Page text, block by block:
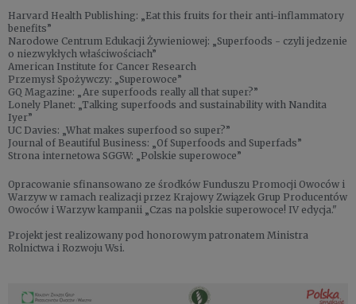
Harvard Health Publishing: „Eat this fruits for their anti-inflammatory
benefits”
Narodowe Centrum Edukacji Żywieniowej: „Superfoods - czyli jedzenie
o niezwykłych właściwościach”
American Institute for Cancer Research
Przemysł Spożywczy: „Superowoce”
GQ Magazine: „Are superfoods really all that super?”
Lonely Planet: „Talking superfoods and sustainability with Nandita
Iyer”
UC Davies: „What makes superfood so super?”
Journal of Beautiful Business: „Of Superfoods and Superfads”
Strona internetowa SGGW: „Polskie superowoce”
Opracowanie sfinansowano ze środków Funduszu Promocji Owoców i
Warzyw w ramach realizacji przez Krajowy Związek Grup Producentów
Owoców i Warzyw kampanii „Czas na polskie superowoce! IV edycja."
Projekt jest realizowany pod honorowym patronatem Ministra
Rolnictwa i Rozwoju Wsi.